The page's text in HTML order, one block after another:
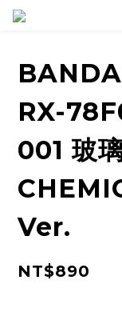
RX-
001 玻
Ver.
NT$890